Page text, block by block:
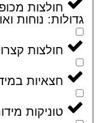
חולצות
נוחות
חולצות קצרות
חצאיות במידות
טוניקות מידות